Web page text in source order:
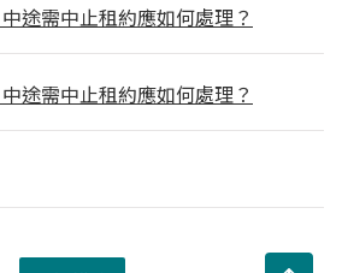
途需中止租約應如何處理？
途需中止租約應如何處理？